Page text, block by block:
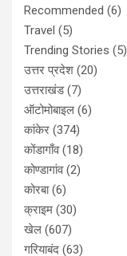
Recommended (6)
Travel (5)
Trending Stories (5)
उत्तर प्रदेश (20)
उत्तराखंड(7)
ऑटोमोबाइल (6)
कांकेर (374)
कोंडागाँव(18)
कोण्डागांव(2)
कोरबा(6)
क्राइम (30)
खेल (607)
गरियाबंद (63)